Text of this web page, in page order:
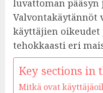
luvattoman pääsyn
Valvontakäytännöt
käyttäjien
tehokkaasti eri
Key sections in
Mitkä ovat